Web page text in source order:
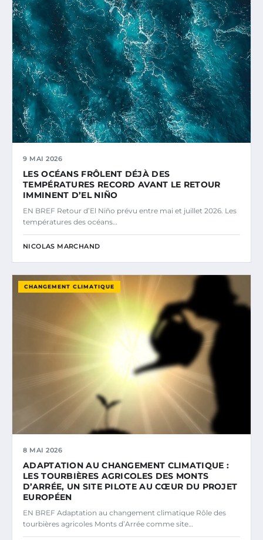
9 MAI 2026
LES OCÉANS FRÔLENT DÉJÀ DES
TEMPÉRATURES RECORD AVANT LE RETOUR
IMMINENT D’EL NIÑO
EN BREF Retour d’El Niño prévu entre mai et juillet 2026. Les
températures des océans…
NICOLAS MARCHAND
CHANGEMENT CLIMATIQUE
8 MAI 2026
ADAPTATION AU CHANGEMENT CLIMATIQUE :
LES TOURBIÈRES AGRICOLES DES MONTS
D’ARRÉE, UN SITE PILOTE AU CŒUR DU PROJET
EUROPÉEN
EN BREF Adaptation au changement climatique Rôle des
tourbières agricoles Monts d’Arrée comme site…